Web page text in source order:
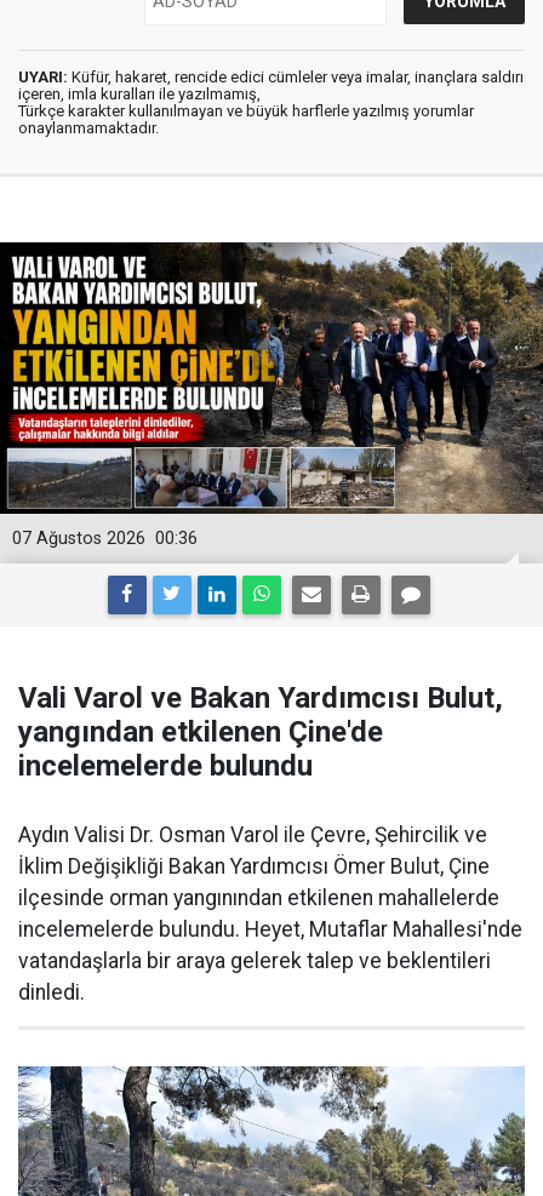
UYARI: Küfür, hakaret, rencide edici cümleler veya imalar, inançlara saldırı
içeren, imla kuralları ile yazılmamış,
Türkçe karakter kullanılmayan ve büyük harflerle yazılmış yorumlar
onaylanmamaktadır.
00:36
07 Ağustos 2026
Vali Varol ve Bakan Yardımcısı Bulut,
yangından etkilenen Çine'de
incelemelerde bulundu
Aydın Valisi Dr. Osman Varol ile Çevre, Şehircilik ve
İklim Değişikliği Bakan Yardımcısı Ömer Bulut, Çine
ilçesinde orman yangınından etkilenen mahallelerde
incelemelerde bulundu. Heyet, Mutaflar Mahallesi'nde
vatandaşlarla bir araya gelerek talep ve beklentileri
dinledi.